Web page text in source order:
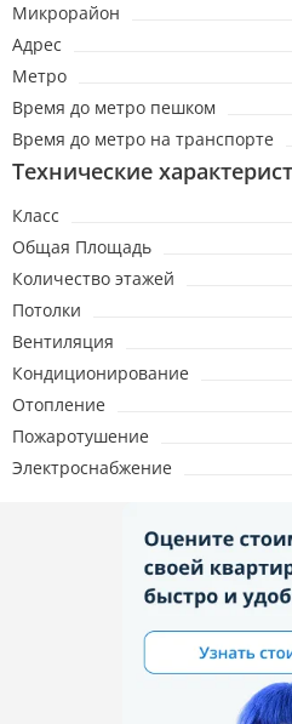
Микрорайон
Адрес
Метро
Время до метро пешком
Время до метро на транспорте
Технические
Класс
Общая Площадь
Количество этажей
Потолки
Вентиляция
Кондиционирование
Отопление
Пожаротушение
Электроснабжение